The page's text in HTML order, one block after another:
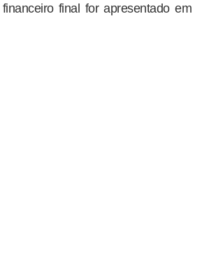
final for apresentado em